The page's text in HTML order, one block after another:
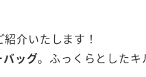
介いたします！
バッグ。ふっくらとしたキ